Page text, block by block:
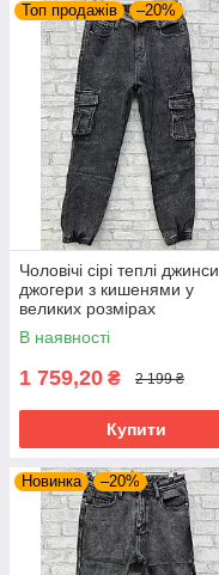
Топ продажів –20%
Чоловічі сірі теплі джинси
джогери з кишенями у
великих розмірах
В наявності
1 759,20 ₴ 2 199 ₴
Купити
Новинка –20%